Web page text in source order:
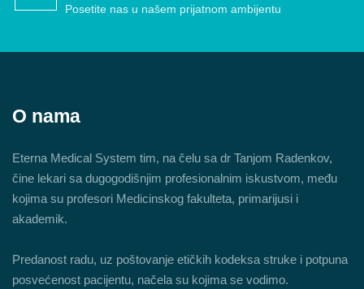
Posetite nas u našem prijatnom ambijentu
O nama
Eterna Medical System tim, na čelu sa dr Tanjom Radenkov,
čine lekari sa dugogodišnjim profesionalnim iskustvom, među
kojima su profesori Medicinskog fakulteta, primarijusi i
akademik.
Predanost radu, uz poštovanje etičkih kodeksa struke i potpuna
posvećenost pacijentu, načela su kojima se vodimo.